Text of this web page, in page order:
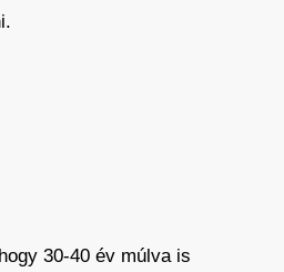
30-40 év múlva is